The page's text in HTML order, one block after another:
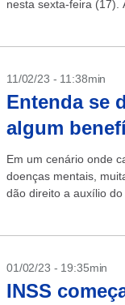
nesta sexta-feira (17).
11/02/23 - 11:38min
Entenda se
algum
Em um cenário onde
doenças mentais,
dão direito a auxílio
01/02/23 - 19:35min
INSS